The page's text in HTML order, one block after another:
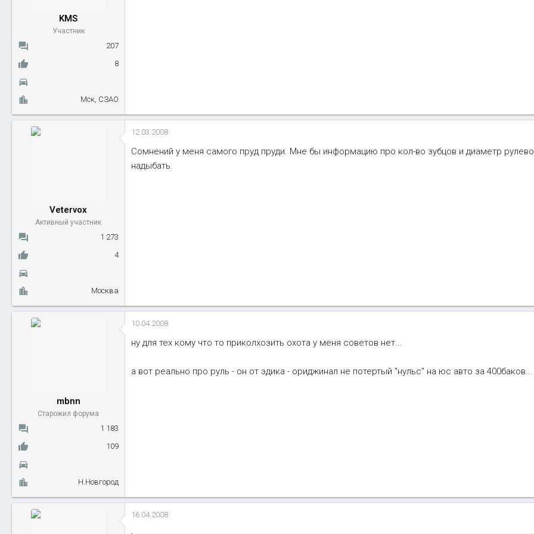
KMS
Участник
207
8
Мск, СЗАО
Vetervox
Активный участник
1 273
4
Москва
12.03.2008
Сомнений у меня самого пруд пруди. Мне бы информацию про кол-во зубцов и диаметр
надыбать.
mbnn
Старожил форума
1 183
109
Н.Новгород
10.04.2008
ну для тех кому что то приколхозить охота у меня советов нет...
а вот реально про руль - он от эдика - ориджинал не потертый "нульс" на юс авто за 400баков...
16.04.2008